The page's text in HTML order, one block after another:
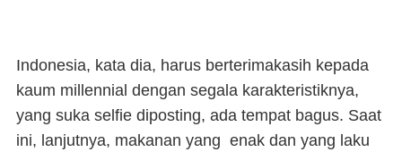
Indonesia, kata dia, harus berterimakasih kepada
kaum millennial dengan segala karakteristiknya,
yang suka selfie diposting, ada tempat bagus. Saat
ini, lanjutnya, makanan yang enak dan yang laku